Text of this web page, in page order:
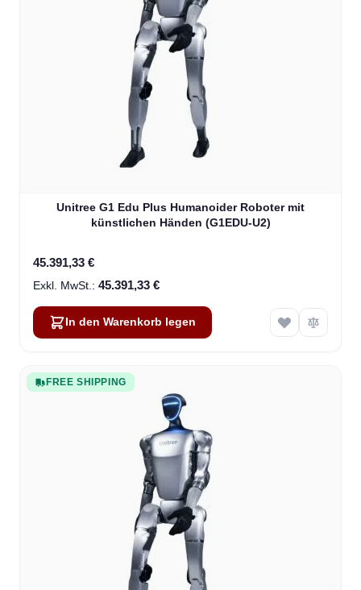
Unitree G1 Edu Plus Humanoider Roboter mit
künstlichen Händen (G1EDU-U2)
45.391,33 €
45.391,33 €
In den Warenkorb legen
FREE SHIPPING